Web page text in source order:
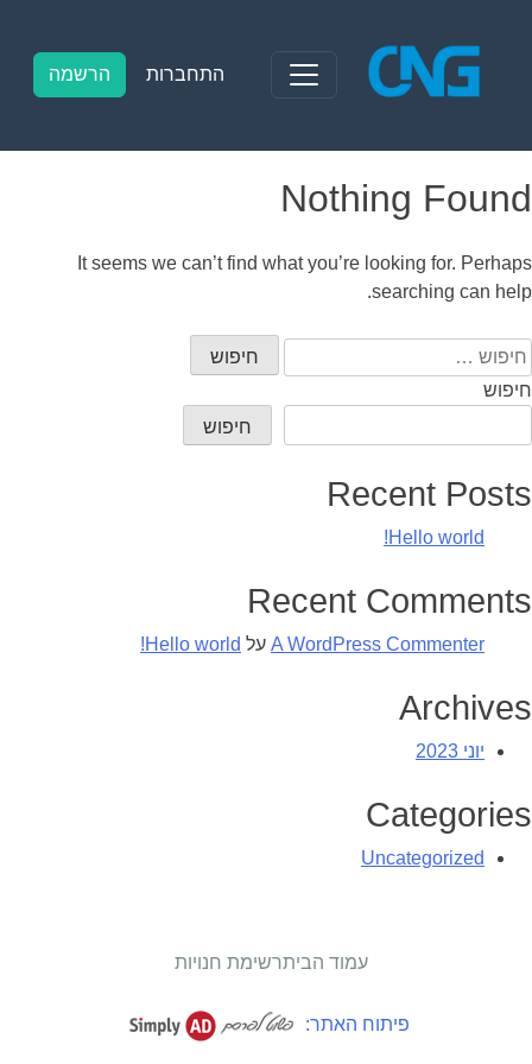
content
התחברות הרשמה
Nothing Found
It seems we can’t find what you’re looking for. Perhaps
searching can help.
חיפוש:
חיפוש
חיפוש
Recent Posts
Hello world!
Recent Comments
A WordPress Commenter על Hello world!
Archives
יוני 2023
Categories
Uncategorized
עמוד הביתרשימת חנויות
פיתוח האתר: